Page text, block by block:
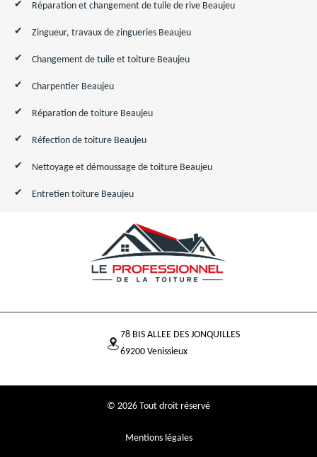
Réparation et changement de tuile de rive Beaujeu
Zingueur, travaux de zingueries Beaujeu
Changement de tuile et toiture Beaujeu
Charpentier Beaujeu
Réparation de toiture Beaujeu
Réfection de toiture Beaujeu
Nettoyage et démoussage de toiture Beaujeu
Entretien toiture Beaujeu
78 BIS ALLEE DES JONQUILLES
69200 Venissieux
© 2026 Tout droit réservé
Mentions légales